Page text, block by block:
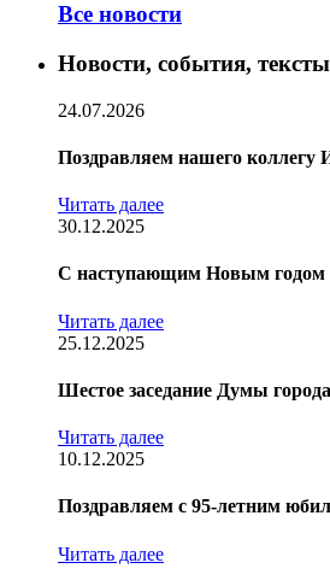
Все новости
Новости, события,
24.07.2026
Поздравляем нашего коллегу
Читать далее
30.12.2025
С наступающим Новым годом
Читать далее
25.12.2025
Шестое заседание Думы
Читать далее
10.12.2025
Поздравляем с 95-летним
Читать далее